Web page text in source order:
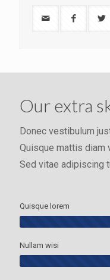
Our extra
Donec vestibulum
Quisque mattis diam
Sed vitae adipiscing
Quisque lorem
Nullam wisi